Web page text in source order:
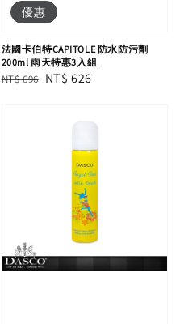
優惠
法國卡伯特CAPITOLE 防水防污劑
200ml 雨天特惠3入組
Regular
NT$ 696 Sale
NT$ 626